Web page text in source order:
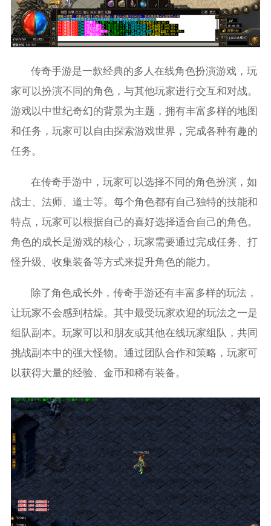
传奇手游是一款经典的多人在线角色扮演游戏，玩
家可以扮演不同的角色，与其他玩家进行交互和对战。
游戏以中世纪奇幻的背景为主题，拥有丰富多样的地图
和任务，玩家可以自由探索游戏世界，完成各种有趣的
任务。
在传奇手游中，玩家可以选择不同的角色扮演，如
战士、法师、道士等。每个角色都有自己独特的技能和
特点，玩家可以根据自己的喜好选择适合自己的角色。
角色的成长是游戏的核心，玩家需要通过完成任务、打
怪升级、收集装备等方式来提升角色的能力。
除了角色成长外，传奇手游还有丰富多样的玩法，
让玩家不会感到枯燥。其中最受玩家欢迎的玩法之一是
组队副本。玩家可以和朋友或其他在线玩家组队，共同
挑战副本中的强大怪物。通过团队合作和策略，玩家可
以获得大量的经验、金币和稀有装备。